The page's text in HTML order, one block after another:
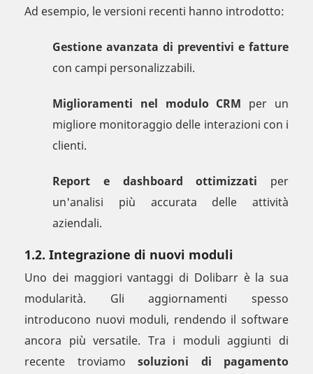
Ad esempio, le versioni recenti hanno introdotto:
Gestione avanzata di preventivi e fatture
con campi personalizzabili.
Miglioramenti nel modulo CRM per un
migliore monitoraggio delle interazioni con i
clienti.
Report e dashboard ottimizzati per
un'analisi più accurata delle attività
aziendali.
1.2. Integrazione di nuovi moduli
Uno dei maggiori vantaggi di Dolibarr è la sua
modularità. Gli aggiornamenti spesso
introducono nuovi moduli, rendendo il software
ancora più versatile. Tra i moduli aggiunti di
recente troviamo soluzioni di pagamento